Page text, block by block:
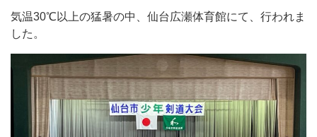
気温30℃以上の猛暑の中、仙台広瀬体育館にて、行われま
した。